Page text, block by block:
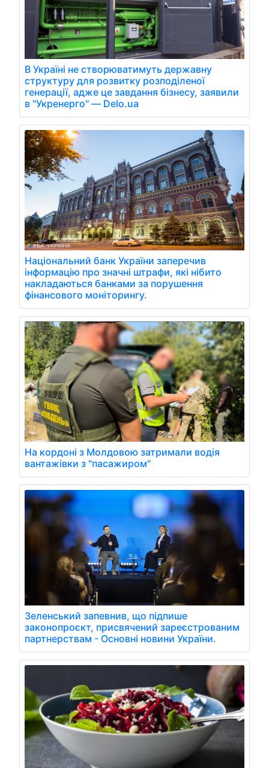
В Україні не створюватимуть державну
структуру для розвитку розподіленої
генерації, адже це завдання бізнесу, заявили
в "Укренерго" — Delo.ua
Національний банк України заперечив
інформацію про значні штрафи, які нібито
накладаються банками за порушення
фінансового моніторингу.
На кордоні з Молдовою затримали водія
вантажівки з "пасажиром"
Зеленський запевнив, що підпише
законопроєкт, присвячений зареєстрованим
партнерствам - Основні новини України.